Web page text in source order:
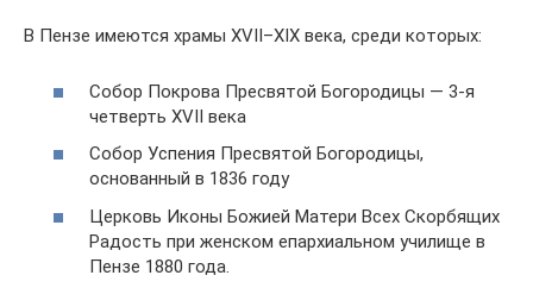
В Пензе имеются храмы XVII–XIX века, среди которых:
Собор Покрова Пресвятой Богородицы — 3-я
четверть XVII века
Собор Успения Пресвятой Богородицы,
основанный в 1836 году
Церковь Иконы Божией Матери Всех Скорбящих
Радость при женском епархиальном училище в
Пензе 1880 года.